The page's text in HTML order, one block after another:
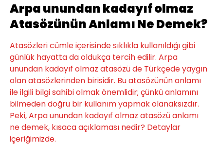
Arpa unundan kadayıf olmaz
Atasözünün Anlamı Ne Demek?
Atasözleri cümle içerisinde sıklıkla kullanıldığı gibi
günlük hayatta da oldukça tercih edilir. Arpa
unundan kadayıf olmaz atasözü de Türkçede yaygın
olan atasözlerinden birisidir. Bu atasözünün anlamı
ile ilgili bilgi sahibi olmak önemlidir; çünkü anlamını
bilmeden doğru bir kullanım yapmak olanaksızdır.
Peki, Arpa unundan kadayıf olmaz atasözü anlamı
ne demek, kısaca açıklaması nedir? Detaylar
içeriğimizde.